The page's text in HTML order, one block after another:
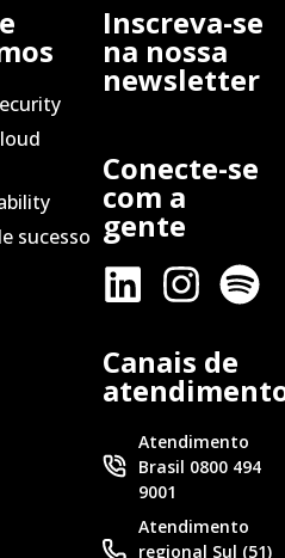
sucesso
Inscreva-se
na nossa
newsletter
Conecte-se
com a
gente
Canais de
Atendimento
Brasil 0800 494
9001
Atendimento
regional Sul (51)